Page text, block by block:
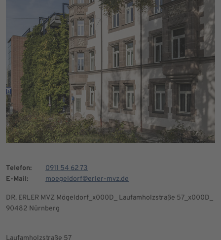
Telefon:
0911 54 62 73
E-Mail:
moegeldorf@erler-mvz.de
DR. ERLER MVZ Mögeldorf_x000D_ Laufamholzstraße 57_x000D_
90482 Nürnberg
Laufamholzstraße 57